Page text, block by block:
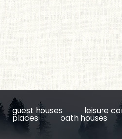
guest houses leisure
places bath houses